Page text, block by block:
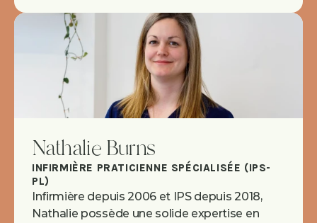
Nathalie Burns
INFIRMIÈRE PRATICIENNE SPÉCIALISÉE (IPS-
PL)
Infirmière depuis 2006 et IPS depuis 2018,
Nathalie possède une solide expertise en